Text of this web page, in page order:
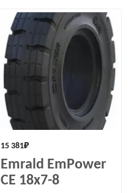
15 381₽
Emrald EmPower
СЕ 18х7-8